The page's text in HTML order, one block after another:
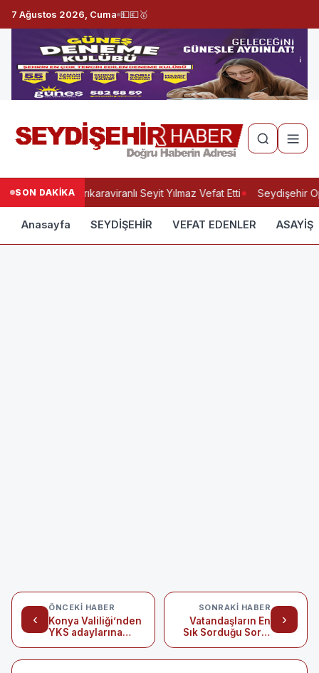
7 Ağustos 2026, Cuma 💵💶🥇
SON DAKİKAYukarıkaraviranlı Seyit Yılmaz Vefat Etti Seydişehir
Anasayfa SEYDİŞEHİR VEFAT EDENLER ASAYİŞ
‹
ÖNCEKI HABER
Konya Valiliği’nden
YKS adaylarına
›
SONRAKI HABER
Vatandaşların En
Sık Sorduğu Soru: